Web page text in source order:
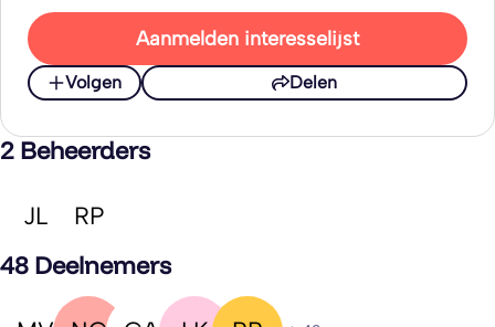
Aanmelden interesselijst
Volgen Delen
2 Beheerders
JL RP
48 Deelnemers